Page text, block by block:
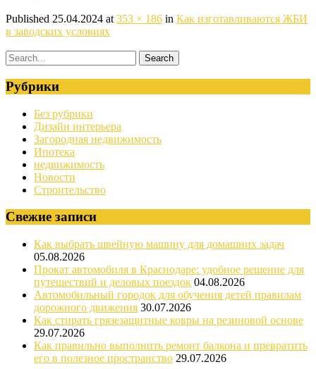
Published 25.04.2024 at 353 × 186 in Как изготавливаются ЖБИ
в заводских условиях
Рубрики
Без рубрики
Дизайн интерьера
Загородная недвижимость
Ипотека
недвижимость
Новости
Строительство
Свежие записи
Как выбрать швейную машину для домашних задач
05.08.2026
Прокат автомобиля в Краснодаре: удобное решение для
путешествий и деловых поездок 04.08.2026
Автомобильный городок для обучения детей правилам
дорожного движения 30.07.2026
Как стирать грязезащитные ковры на резиновой основе
29.07.2026
Как правильно выполнить ремонт балкона и превратить
его в полезное пространство 29.07.2026